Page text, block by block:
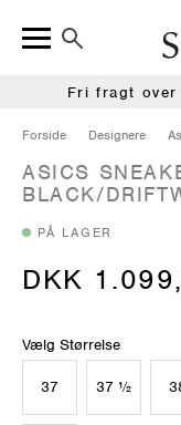
Fri fragt
Forside Designere
ASICS
BLACK/
PÅ LAGER
DKK
Vælg Størrelse
37 37 ½